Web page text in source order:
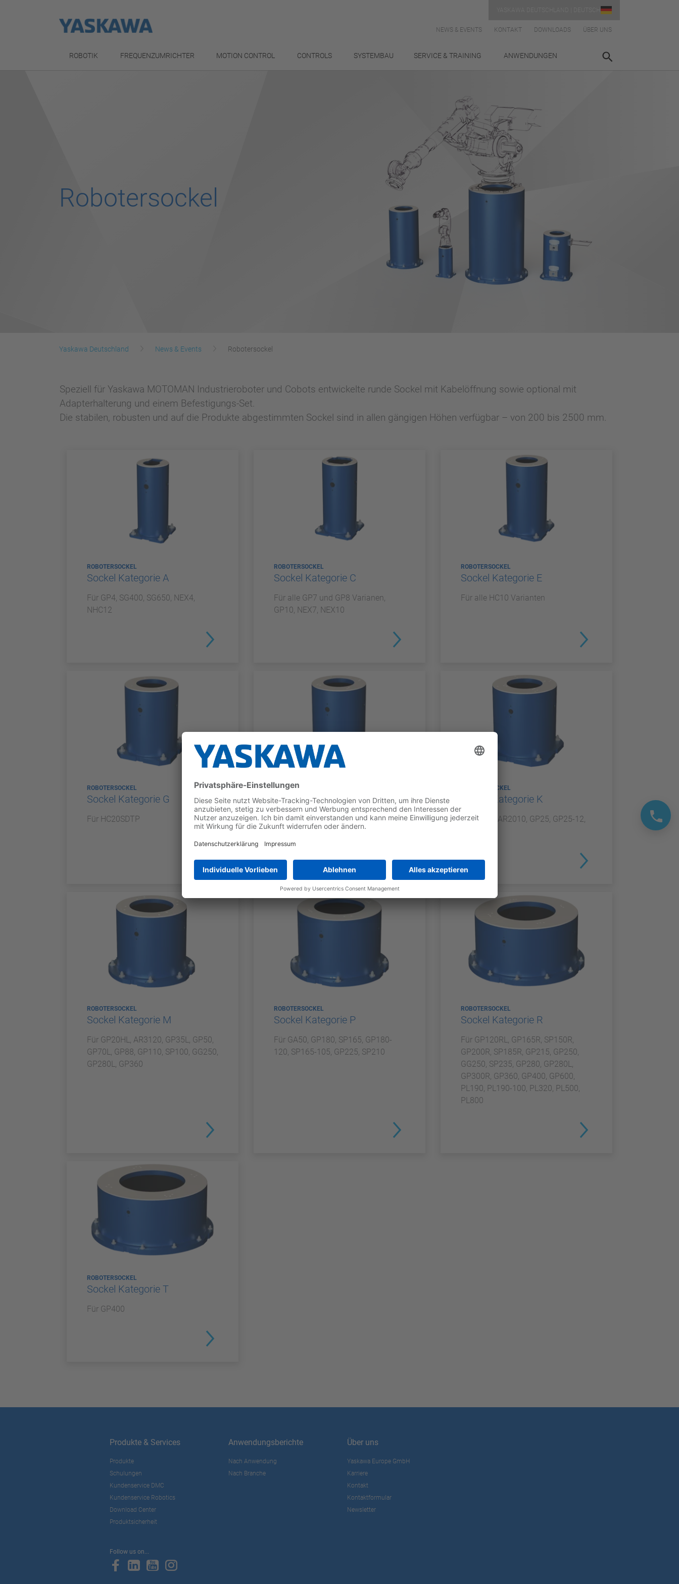
NEWS & EVENTS KONTAKT DOWNLOADS ÜBER UNS
ROBOTIK FREQUENZUMRICHTER MOTION CONTROL CONTROLS SYSTEMBAU SERVICE & TRAINING ANWENDUNGEN
Robotersockel
Yaskawa Deutschland News & Events Robotersockel
Speziell für Yaskawa MOTOMAN Industrieroboter und Cobots entwickelte runde Sockel mit Kabelöffnung sowie optional mit
Adapterhalterung und einem Befestigungs-Set.
Die stabilen, robusten und auf die Produkte abgestimmten Sockel sind in allen gängigen Höhen verfügbar – von 200 bis 2500 mm.
ROBOTERSOCKEL
Sockel Kategorie A
Für GP4, SG400, SG650, NEX4,
NHC12
ROBOTERSOCKEL
Sockel Kategorie C
Für alle GP7 und GP8 Varianen,
GP10, NEX7, NEX10
ROBOTERSOCKEL
Sockel Kategorie E
Für alle HC10 Varianten
ROBOTERSOCKEL
Sockel Kategorie G
Für HC20SDTP
ROBOTERSOCKEL
Sockel Kategorie H
Für GP12, GP8L, HC20DTP, HC30PL
ROBOTERSOCKEL
Sockel Kategorie K
Für GP20, AR2010, GP25, GP25-12,
ROBOTERSOCKEL
Sockel Kategorie M
Für GP20HL, AR3120, GP35L, GP50,
GP70L, GP88, GP110, SP100, GG250,
GP280L, GP360
ROBOTERSOCKEL
Sockel Kategorie P
Für GA50, GP180, SP165, GP180-
120, SP165-105, GP225, SP210
ROBOTERSOCKEL
Sockel Kategorie R
Für GP120RL, GP165R, SP150R,
GP200R, SP185R, GP215, GP250,
GG250, SP235, GP280, GP280L,
GP300R, GP360, GP400, GP600,
PL190, PL190-100, PL320, PL500,
PL800
ROBOTERSOCKEL
Sockel Kategorie T
Für GP400
Produkte & Services
Produkte
Schulungen
Kundenservice DMC
Kundenservice Robotics
Download Center
Produktsicherheit
Anwendungsberichte
Nach Anwendung
Nach Branche
Über uns
Yaskawa Europe GmbH
Karriere
Kontakt
Kontaktformular
Newsletter
Follow us on...